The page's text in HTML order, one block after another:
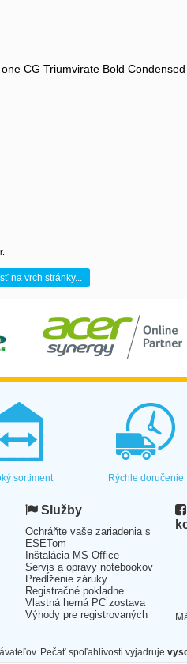
CG Triumvirate Bold
na vrch stránky...
sortiment Rýchle doručenie
Služby
Ochráňte vaše zariadenia s
ESETom
Inštalácia MS Office
Servis a opravy notebookov
Predĺženie záruky
Registračné pokladne
Vlastná herná PC zostava
Výhody pre registrovaných
Pečať spoľahlivosti vyjadruje